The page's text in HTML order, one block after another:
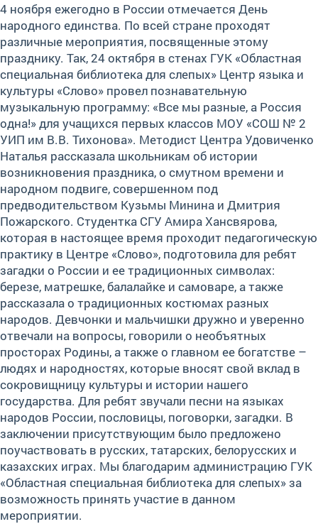
4 ноября ежегодно в России отмечается День
народного единства. По всей стране проходят
различные мероприятия, посвященные этому
празднику. Так, 24 октября в стенах ГУК «Областная
специальная библиотека для слепых» Центр языка и
культуры «Слово» провел познавательную
музыкальную программу: «Все мы разные, а Россия
одна!» для учащихся первых классов МОУ «СОШ № 2
УИП им В.В. Тихонова». Методист Центра Удовиченко
Наталья рассказала школьникам об истории
возникновения праздника, о смутном времени и
народном подвиге, совершенном под
предводительством Кузьмы Минина и Дмитрия
Пожарского. Студентка СГУ Амира Хансвярова,
которая в настоящее время проходит педагогическую
практику в Центре «Слово», подготовила для ребят
загадки о России и ее традиционных символах:
березе, матрешке, балалайке и самоваре, а также
рассказала о традиционных костюмах разных
народов. Девчонки и мальчишки дружно и уверенно
отвечали на вопросы, говорили о необъятных
просторах Родины, а также о главном ее богатстве –
людях и народностях, которые вносят свой вклад в
сокровищницу культуры и истории нашего
государства. Для ребят звучали песни на языках
народов России, пословицы, поговорки, загадки. В
заключении присутствующим было предложено
поучаствовать в русских, татарских, белорусских и
казахских играх. Мы благодарим администрацию ГУК
«Областная специальная библиотека для слепых» за
возможность принять участие в данном
мероприятии.